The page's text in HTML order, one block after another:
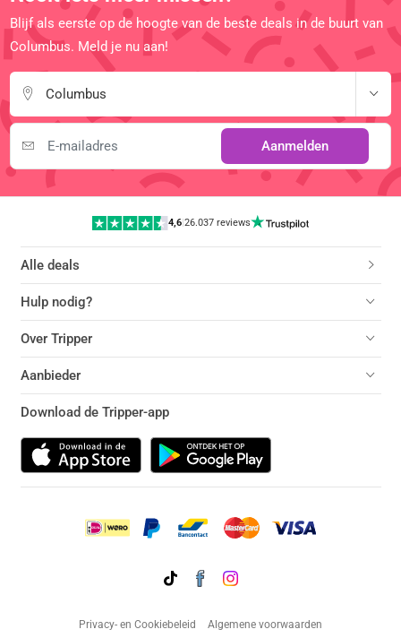
Blijf als eerste op de hoogte van de beste deals in de buurt van
Columbus. Meld je nu aan!
Columbus
Aanmelden
4,6|26.037 reviews
Alle deals
Hulp nodig?
Over Tripper
Aanbieder
Download de Tripper-app
Privacy- en Cookiebeleid Algemene voorwaarden